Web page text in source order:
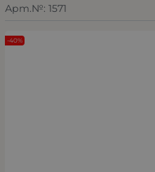
Арт.№: 1571
-40%